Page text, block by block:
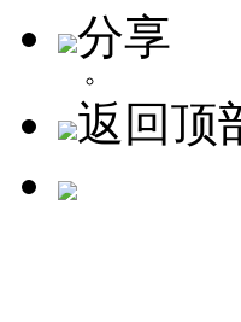
分享
返回顶